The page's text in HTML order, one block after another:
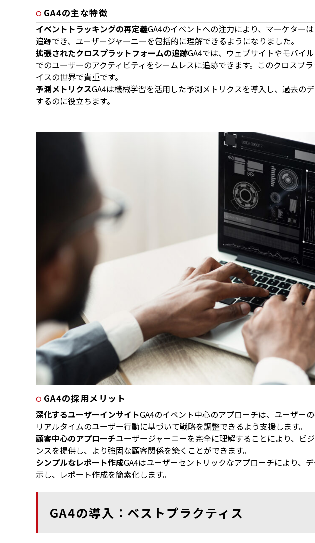
GA4の主な特徴
イベントトラッキングの再定義GA4のイベントへの注力により、マーケター
追跡でき、ユーザージャーニーを包括的に理解できるようになりました。
拡張されたクロスプラットフォームの追跡GA4では、ウェブサイトやモバイ
でのユーザーのアクティビティをシームレスに追跡できます。このクロスプ
イスの世界で貴重です。
予測メトリクスGA4は機械学習を活用した予測メトリクスを導入し、過去の
するのに役立ちます。
GA4の採用メリット
深化するユーザーインサイトGA4のイベント中心のアプローチは、ユーザー
リアルタイムのユーザー行動に基づいて戦略を調整できるよう支援します。
顧客中心のアプローチユーザージャーニーを完全に理解することにより、ビ
ンスを提供し、より強固な顧客関係を築くことができます。
シンプルなレポート作成GA4はユーザーセントリックなアプローチにより、
示し、レポート作成を簡素化します。
GA4の導入：ベストプラクティス